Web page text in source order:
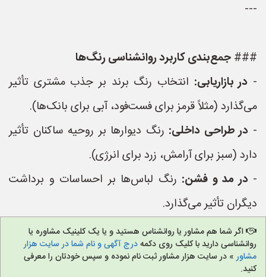
---
### جمع‌بندی کاربرد روانشناسی رنگ‌ها
- در بازاریابی: انتخاب رنگ برند بر جذب مشتری تأثیر
می‌گذارد (مثلاً قرمز برای فست‌فود، آبی برای بانک‌ها).
- در طراحی داخلی: رنگ دیوارها بر روحیه ساکنان تأثیر
دارد (سبز برای آرامش، زرد برای انرژی).
-در مد و فشن: رنگ لباس‌ها بر احساسات و برداشت
دیگران تأثیر می‌گذارد.
اگر شما هم مشاور یا روانشناس هستید و یا یک کلینیک مشاوره یا
روانشناسی دارید با کلیک روی دکمهدرج آگهی و نام شما در سایت هزار
مشاور» در سایت هزار مشاور ثبت نام نموده و سپس خودتان را معرفی
کنید.